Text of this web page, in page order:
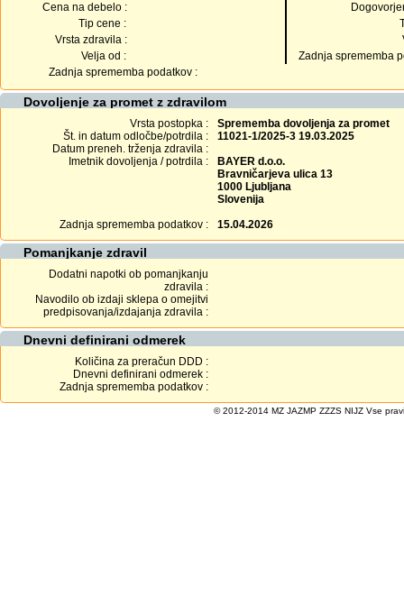
Cena na debelo :
Tip cene :
Vrsta zdravila :
Velja od :
Zadnja sprememba
Zadnja sprememba podatkov :
Dovoljenje za promet z zdravilom
Vrsta postopka :
Sprememba dovoljenja za promet
Št. in datum odločbe/potrdila :
11021-1/2025-3 19.03.2025
Datum preneh. trženja zdravila :
Imetnik dovoljenja / potrdila :
BAYER d.o.o.
Bravničarjeva ulica 13
1000 Ljubljana
Slovenija
Zadnja sprememba podatkov :
15.04.2026
Pomanjkanje zdravil
Dodatni napotki ob pomanjkanju
zdravila :
Navodilo ob izdaji sklepa o omejitvi
predpisovanja/izdajanja zdravila :
Dnevni definirani odmerek
Količina za preračun DDD :
Dnevni definirani odmerek :
Zadnja sprememba podatkov :
© 2012-2014 MZ JAZMP ZZZS NIJZ Vse